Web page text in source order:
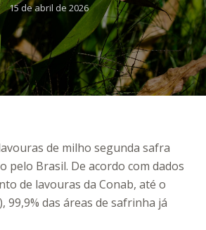
15 de abril de 2026
de milho segunda safra
pelo Brasil. De acordo com dados
de lavouras da Conab, até o
99,9% das áreas de safrinha já